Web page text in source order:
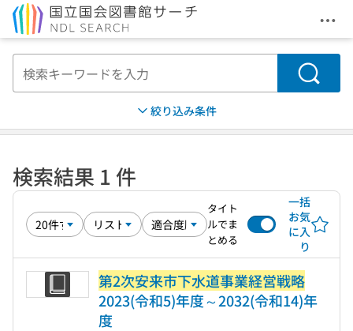
メ
検索
絞り込み条件
検索結果 1 件
タイト
ルでま
とめる
一括
お気
に入
り
第2次安来市下水道事業経営戦略
2023(令和5)年度～2032(令和14)年
度